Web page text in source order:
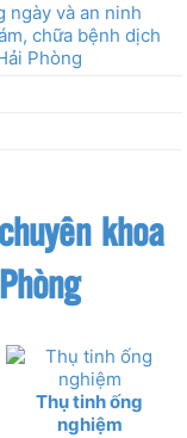
ngày và an ninh
chữa bệnh dịch
Phòng
khoa
Thụ tinh ống
nghiệm